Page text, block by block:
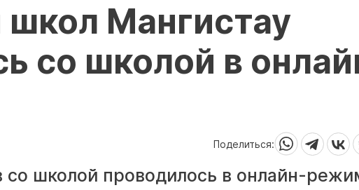
Мангистау
со школой в
Поделиться:
школой проводилось в онлайн-